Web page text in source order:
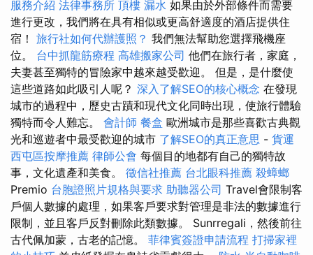
服務介紹 法律事務所 頂樓 漏水 如果由於外部條件而需要
進行更改，我們將在具有相似或更高舒適度的酒店提供住
宿！ 旅行社如何代辦護照？ 我們無法幫助您選擇飛機座
位。 台中抓龍筋療程 高雄搬家公司 他們在旅行者，家庭，
夫妻甚至獨特的冒險家中越來越受歡迎。 但是，是什麼使
這些道路如此吸引人呢？ 深入了解SEO的核心概念 在發現
城市的過程中，歷史古蹟和現代文化同時出現，使旅行體驗
獨特而令人難忘。 會計師 餐盒 歐洲城市是那些喜歡古典觀
光和巡遊者中最受歡迎的城市 了解SEO的真正意思 - 貨運
西屯區按摩推薦 律師公會 每個目的地都有自己的獨特故
事，文化遺產和美食。 徵信社推薦 台北眼科推薦 殺蟑螂
Premio 台胞證照片規格與要求 助聽器公司 Travel會限制客
戶個人數據的處理，如果客戶要求對管理是非法的數據進行
限制，並且客戶反對刪除此類數據。 Sunrregali，然後前往
古代佩加蒙，古老的記憶。 菲律賓簽證申請流程 打掃家裡